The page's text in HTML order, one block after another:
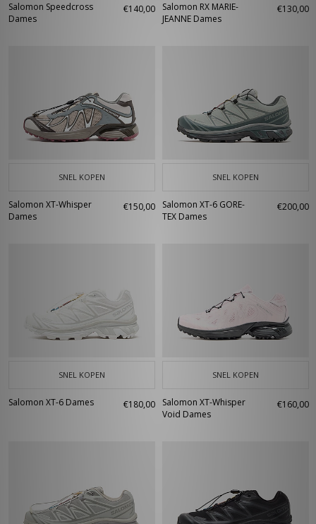
Salomon Speedcross
Dames
€140,00
Salomon RX MARIE-
JEANNE Dames
€130,00
SNEL KOPEN
Salomon XT-Whisper
Dames
€150,00
SNEL KOPEN
Salomon XT-6 GORE-
TEX Dames
€200,00
SNEL KOPEN
Salomon XT-6 Dames €180,00
SNEL KOPEN
Salomon XT-Whisper
Void Dames
€160,00